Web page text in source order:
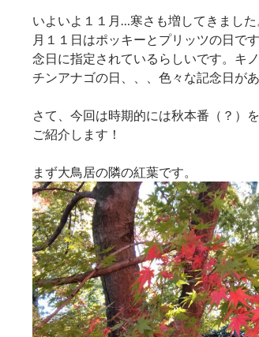
いよいよ１１月…寒さも増してきました
月１１日はポッキーとプリッツの日で
念日に指定されているらしいです。キ
チンアナゴの日、、、色々な記念日が
さて、今回は時期的には秋本番（？）
ご紹介します！
まず大鳥居の隣の紅葉です。